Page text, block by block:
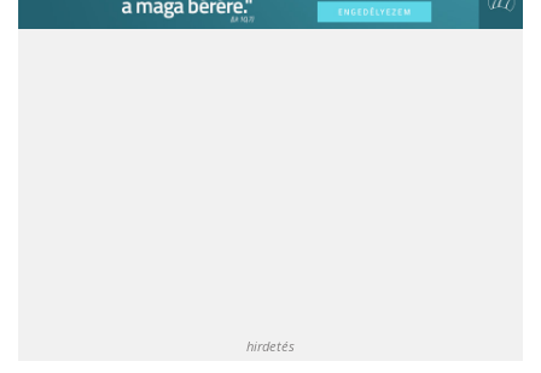
hirdetés